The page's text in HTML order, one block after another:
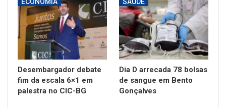
Desembargador debate
fim da escala 6×1 em
palestra no CIC-BG
Dia D arrecada 78 bolsas
de sangue em Bento
Gonçalves